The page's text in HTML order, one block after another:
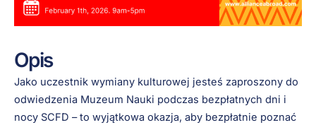
Opis
Jako uczestnik wymiany kulturowej jesteś zaproszony do
odwiedzenia Muzeum Nauki podczas bezpłatnych dni i
nocy SCFD – to wyjątkowa okazja, aby bezpłatnie poznać